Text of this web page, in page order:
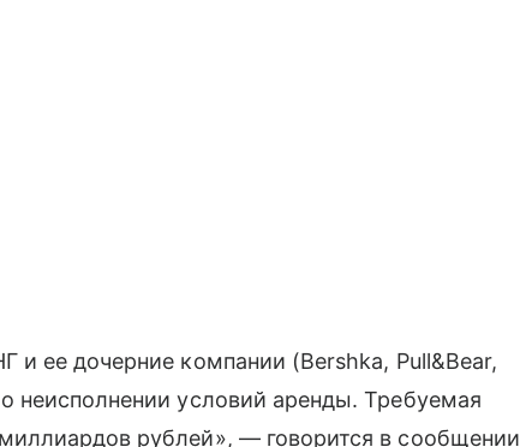
и ее дочерние компании (Bershka, Pull&Bear,
неисполнении условий аренды. Требуемая
рублей», — говорится в сообщении